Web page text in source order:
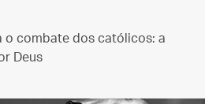
o combate dos católicos: a
Deus